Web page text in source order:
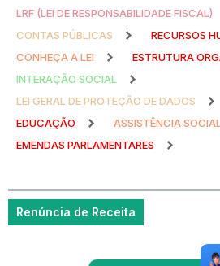
LRF (LEI DE RESPONSABILIDADE FISCAL)
CONTAS PÚBLICAS
RECURSOS
CONHEÇA A LEI
ESTRUTURA
INTERAÇÃO SOCIAL
LEI GERAL DE PROTEÇÃO DE DADOS
EDUCAÇÃO
ASSISTÊNCIA SOCIAL
EMENDAS PARLAMENTARES
Renúncia de Receita